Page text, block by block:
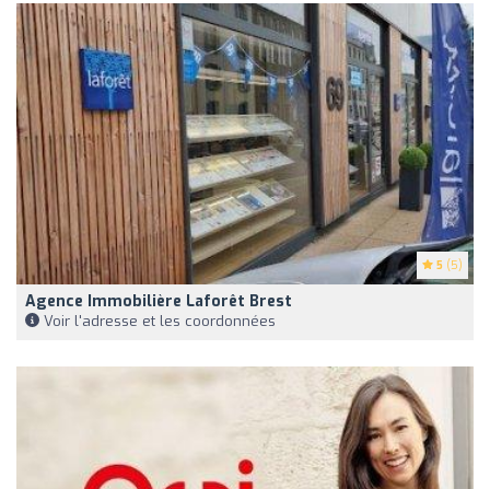
5 (5)
Agence Immobilière Laforêt Brest
Voir l'adresse et les coordonnées